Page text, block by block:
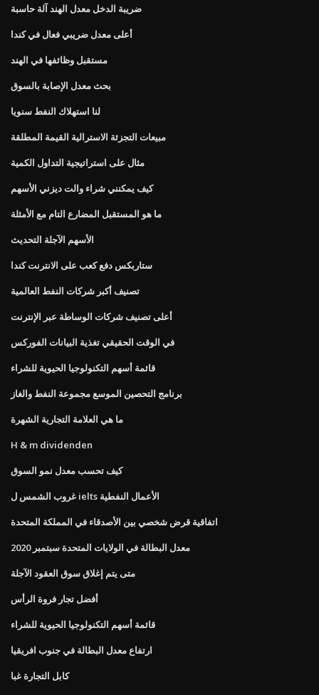
ضريبة الدخل معدل الهند آلة حاسبة
أعلى معدل ضريبي فعال في كندا
مستقبل وظائفها في الهند
بحث معدل الإصابة بالسوق
لنا استهلاك النفط سنويا
مبيعات التجزئة الاسترالية القيمة المطلقة
مثال على استراتيجية التداول الكمية
كيف يمكنني شراء والت ديزني الأسهم
ما هو المستقبل المضارع التام مع الأمثلة
الأسهم الآجلة التحديث
ستاربكس دفع كعب على الانترنت كندا
تصنيف أكبر شركات النفط العالمية
أعلى تصنيف شركات الوساطة عبر الإنترنت
في الوقت الحقيقي تغذية البيانات الفوركس
قائمة أسهم التكنولوجيا الحيوية للشراء
برنامج التحصين الموسع مجموعة النفط والغاز
ما هي العلامة التجارية الشهرة
H & m dividenden
كيف تحسب معدل نمو السوق
غروب الشمس ل ielts الأعمال النفطية
اتفاقية قرض شخصي بين الأصدقاء في المملكة المتحدة
معدل البطالة في الولايات المتحدة سبتمبر 2020
متى يتم إغلاق سوق العقود الآجلة
أفضل تجار فروة الرأس
قائمة أسهم التكنولوجيا الحيوية للشراء
ارتفاع معدل البطالة في جنوب افريقيا
كابل التجارة غبا